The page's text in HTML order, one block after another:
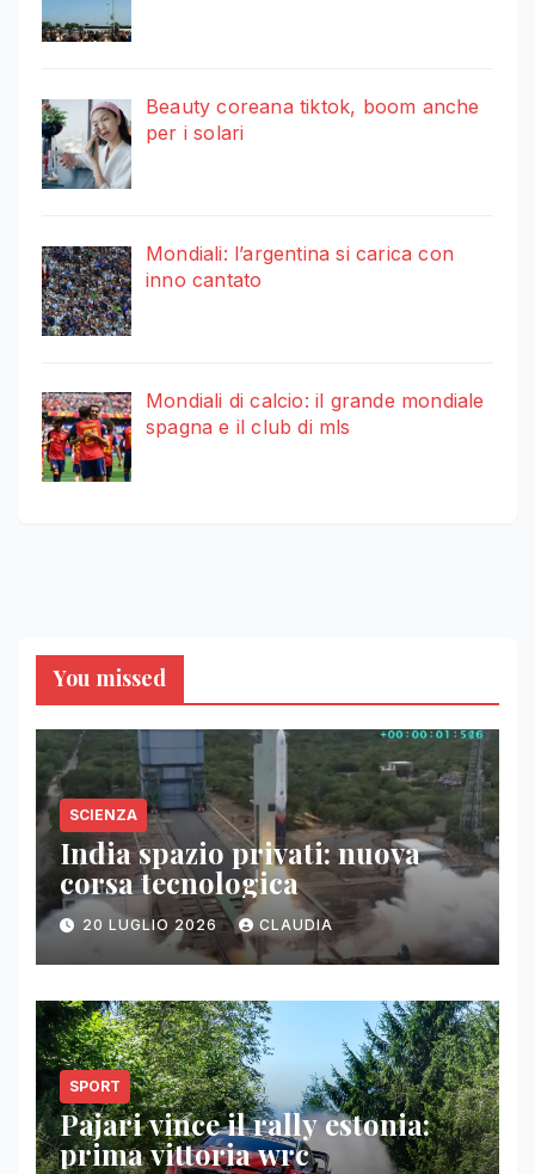
Beauty coreana tiktok, boom anche
per i solari
Mondiali: l’argentina si carica con
inno cantato
Mondiali di calcio: il grande mondiale
spagna e il club di mls
You missed
SCIENZA
India spazio privati: nuova
corsa tecnologica
20 LUGLIO 2026 CLAUDIA
SPORT
Pajari vince il rally estonia:
prima vittoria wrc